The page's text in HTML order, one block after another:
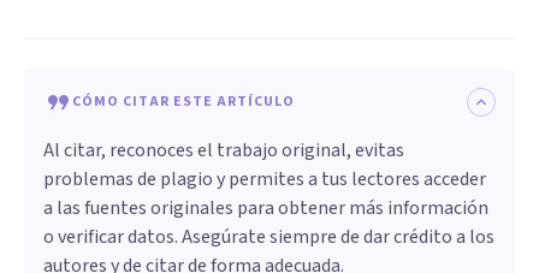
CÓMO CITAR ESTE ARTÍCULO
Al citar, reconoces el trabajo original, evitas
problemas de plagio y permites a tus lectores acceder
a las fuentes originales para obtener más información
o verificar datos. Asegúrate siempre de dar crédito a los
autores y de citar de forma adecuada.